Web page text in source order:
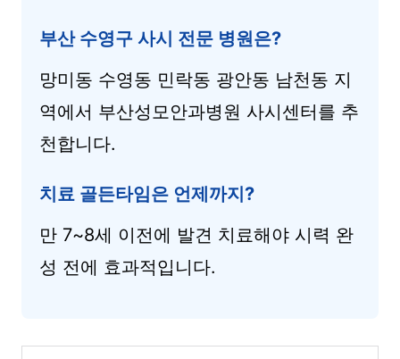
부산 수영구 사시 전문 병원은?
망미동 수영동 민락동 광안동 남천동 지
역에서 부산성모안과병원 사시센터를 추
천합니다.
치료 골든타임은 언제까지?
만 7~8세 이전에 발견 치료해야 시력 완
성 전에 효과적입니다.